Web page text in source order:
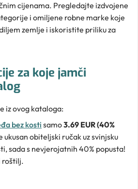
cijenama. Pregledajte izdvojene
i omiljene robne marke koje
zemlje i iskoristite priliku za
za koje jamči
iz ovog kataloga:
bez kosti samo3.69 EUR (40%
ukusan obiteljski ručak uz svinjsku
sada s nevjerojatnih 40% popusta!
roštilj.